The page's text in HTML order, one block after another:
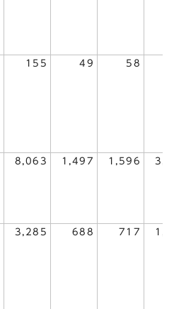
155 49 58
8,063 1,497 1,596
3,285 688 717